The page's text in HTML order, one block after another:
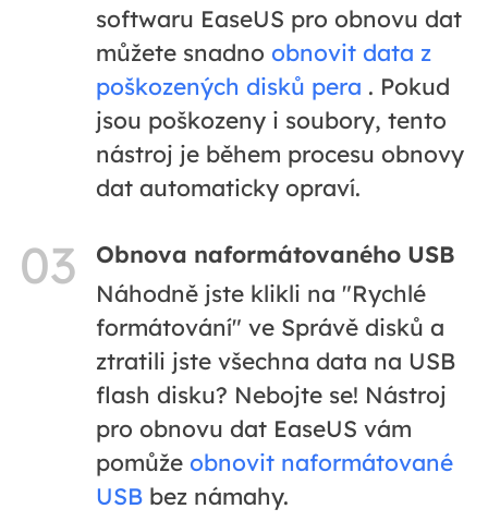
softwaru EaseUS pro obnovu dat
můžete snadno obnovit data z
poškozených disků pera . Pokud
jsou poškozeny i soubory, tento
nástroj je během procesu obnovy
dat automaticky opraví.
03
Obnova naformátovaného USB
Náhodně jste klikli na "Rychlé
formátování" ve Správě disků a
ztratili jste všechna data na USB
flash disku? Nebojte se! Nástroj
pro obnovu dat EaseUS vám
pomůže obnovit naformátované
USBbez námahy.